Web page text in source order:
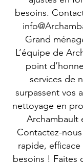
besoins.
Grand
L’équipe de
point
services de
surpassent vos
nettoyage en
Archambault
Contactez-
rapide,
besoins ! Faites